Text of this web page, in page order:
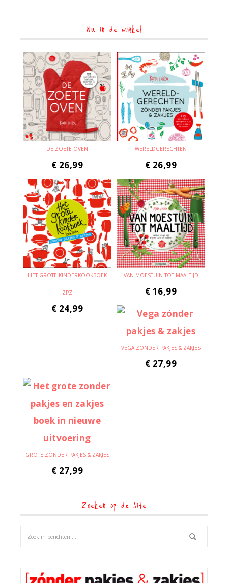
Nu in de winkel
DE ZOETE OVEN
€ 26,99
WERELDGERECHTEN
€ 26,99
HET GROTE KINDERKOOKBOEK
ZPZ
€ 24,99
VAN MOESTUIN TOT MAALTIJD
€ 16,99
VEGA ZÓNDER PAKJES & ZAKJES
€ 27,99
GROTE ZÓNDER PAKJES & ZAKJES
€ 27,99
Zoeken op de site